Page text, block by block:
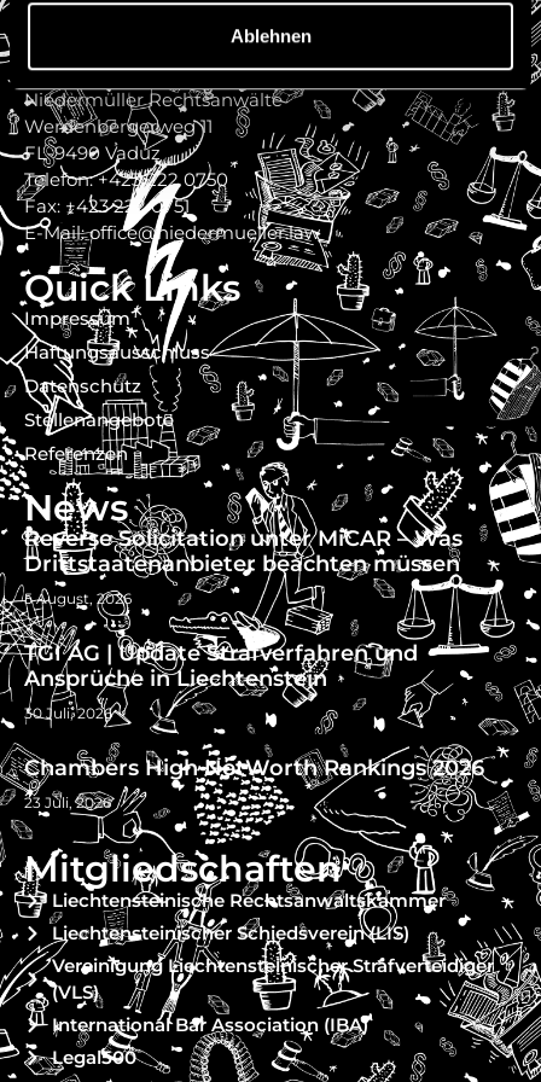
Ablehnen
Kontakt
Niedermüller Rechtsanwälte
Werdenbergerweg 11
FL-9490 Vaduz
Telefon: +423 222 0750
Fax: +423 222 0751
E-Mail: office@niedermueller.law
Quick Links
Impressum
Haftungsausschluss
Datenschutz
Stellenangebote
Referenzen
News
Reverse Solicitation unter MiCAR – Was
Drittstaatenanbieter beachten müssen
5 August, 2026
TGI AG | Update Strafverfahren und
Ansprüche in Liechtenstein
30 Juli, 2026
Chambers High NetWorth Rankings 2026
23 Juli, 2026
Mitgliedschaften
Liechtensteinische Rechtsanwaltskammer
Liechtensteinischer Schiedsverein (LIS)
Vereinigung Liechtensteinischer Strafverteidiger
(VLS)
International Bar Association (IBA)
Legal500